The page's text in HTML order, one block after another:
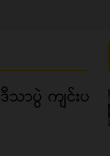
ာပွဲ ကျင်းပ